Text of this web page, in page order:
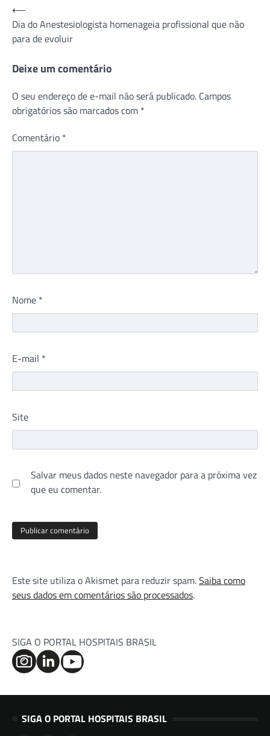
Navegação
de
Post
⟵
Dia do Anestesiologista homenageia profissional que não
para de evoluir
Deixe um comentário
O seu endereço de e-mail não será publicado. Campos
obrigatórios são marcados com *
Comentário *
Nome *
E-mail *
Site
Salvar meus dados neste navegador para a próxima vez
que eu comentar.
Este site utiliza o Akismet para reduzir spam.Saiba como
seus dados em comentários são processados.
SIGA O PORTAL HOSPITAIS BRASIL
SIGA O PORTAL HOSPITAIS BRASIL